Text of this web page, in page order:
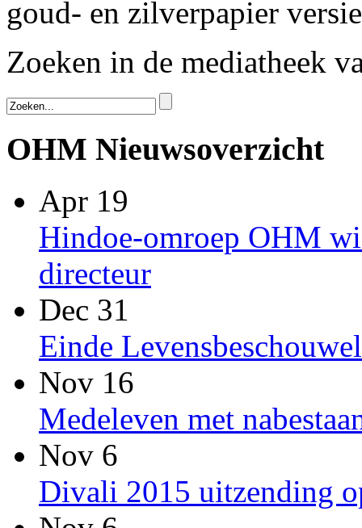
goud- en zilverpapier
Zoeken in de mediatheek
OHM Nieuwsoverzicht
Apr 19
Hindoe-omroep OHM
directeur
Dec 31
Einde
Nov 16
Medeleven met
Nov 6
Divali 2015 uitzending